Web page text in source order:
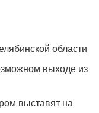
области
выходе из
выставят на